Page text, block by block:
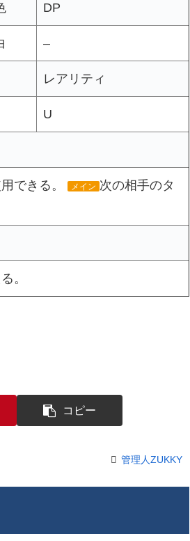
DP
–
レアリティ
U
できる。 メイン 次の相手のタ
。
コピー
管理人ZUKKY